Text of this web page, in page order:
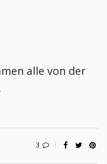
alle von der
3